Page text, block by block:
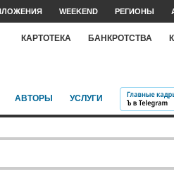
WEEKEND РЕГИОНЫ
КАРТОТЕКА БАНКРОТСТВА
АВТОРЫ УСЛУГИ